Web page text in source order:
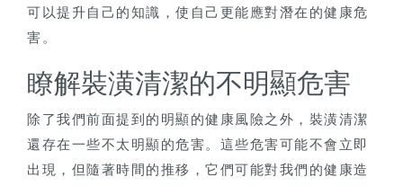
可以提升自己的知識，使自己更能應對潛在的健康危
害。
瞭解裝潢清潔的不明顯危害
除了我們前面提到的明顯的健康風險之外，裝潢清潔
還存在一些不太明顯的危害。這些危害可能不會立即
出現，但隨著時間的推移，它們可能對我們的健康造